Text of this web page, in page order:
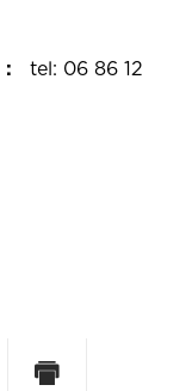
tel: 06 86 12